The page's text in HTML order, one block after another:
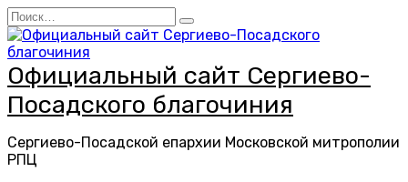
Перейти
к
содержанию
Search
for:
Официальный сайт Сергиево-
Посадского благочиния
Сергиево-Посадской епархии Московской митрополии
РПЦ